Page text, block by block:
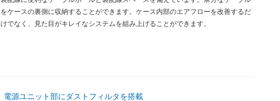
をケースの裏側に収納することができます。ケース内部のエアフローを改善するだ
けでなく、見た目がキレイなシステムを組み上げることができます。
電源ユニット部にダストフィルタを搭載